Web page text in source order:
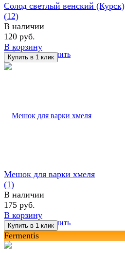
избранное сравнить
Солод светлый венский (Курск)
(12)
В наличии
120 руб.
В корзину
избранное сравнить
Мешок для варки хмеля
(1)
В наличии
175 руб.
В корзину
Fermentis